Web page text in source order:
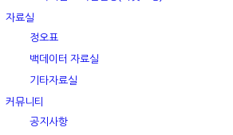
자료실
정오표
백데이터 자료실
기타자료실
커뮤니티
공지사항